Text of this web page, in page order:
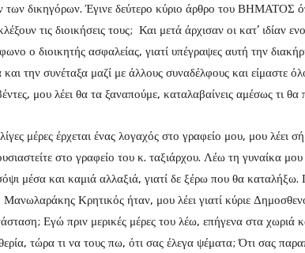
των δικηγόρων. Έγινε δεύτερο κύριο άρθρο του ΒΗΜΑΤΟΣ
τις διοικήσεις τους; Και μετά άρχισαν οι κατ’ ιδίαν
ο διοικητής ασφαλείας, γιατί υπέγραψες αυτή την
και την συνέταξα μαζί με άλλους συναδέλφους και είμαστε
μου λέει θα τα ξαναπούμε, καταλαβαίνεις αμέσως τι θα
μέρες έρχεται ένας λογαχός στο γραφείο μου, μου λέει
στο γραφείο του κ. ταξιάρχου. Λέω τη γυναίκα
μέσα και καμιά αλλαξιά, γιατί δε ξέρω που θα
Κρητικός ήταν, μου λέει γιατί κύριε
Εγώ πριν μερικές μέρες του λέω, επήγενα στα χωριά
τώρα τι να τους πω, ότι σας έλεγα ψέματα; Ότι σας